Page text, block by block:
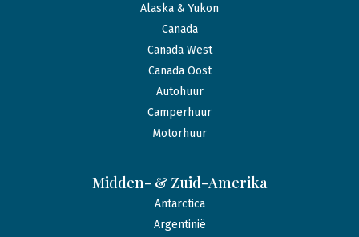
Alaska & Yukon
Canada
Canada West
Canada Oost
Autohuur
Camperhuur
Motorhuur
Midden- & Zuid-Amerika
Antarctica
Argentinië